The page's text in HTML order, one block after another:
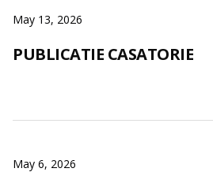
May 13, 2026
PUBLICATIE CASATORIE
May 6, 2026